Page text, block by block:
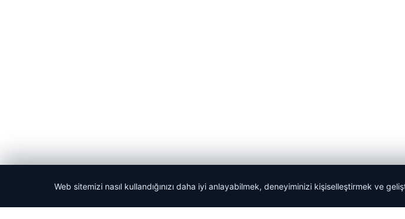
Web sitemizi nasıl kullandığınızı daha iyi anlayabilmek, deneyiminizi kişiselleştirmek ve